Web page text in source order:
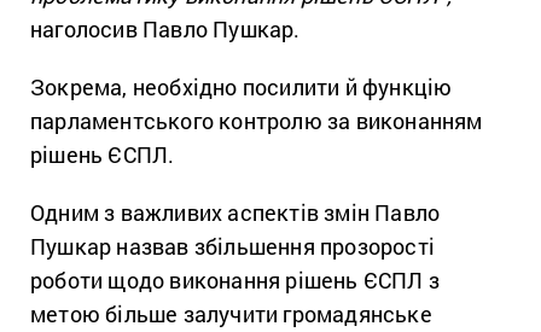
наголосив Павло Пушкар.
Зокрема, необхідно посилити й функцію
парламентського контролю за виконанням
рішень ЄСПЛ.
Одним з важливих аспектів змін Павло
Пушкар назвав збільшення прозорості
роботи щодо виконання рішень ЄСПЛ з
метою більше залучити громадянське